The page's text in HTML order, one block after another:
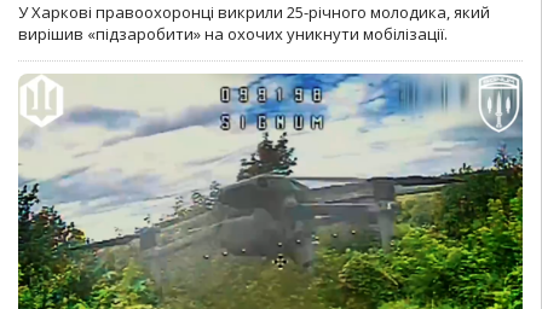
У Харкові правоохоронці викрили 25-річного молодика, який
вирішив «підзаробити» на охочих уникнути мобілізації.